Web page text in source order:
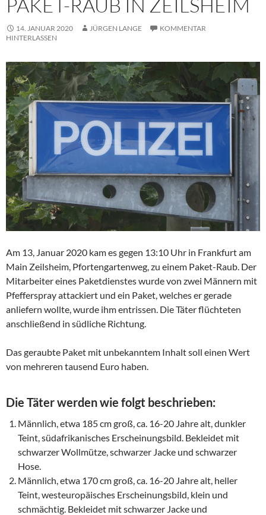
PAKET-RAUB IN ZEILSHEIM
14. JANUAR 2020 JÜRGEN LANGE
KOMMENTAR
HINTERLASSEN
Am 13, Januar 2020 kam es gegen 13:10 Uhr in Frankfurt am
Main Zeilsheim, Pfortengartenweg, zu einem Paket-Raub. Der
Mitarbeiter eines Paketdienstes wurde von zwei Männern mit
Pfefferspray attackiert und ein Paket, welches er gerade
anliefern wollte, wurde ihm entrissen. Die Täter flüchteten
anschließend in südliche Richtung.
Das geraubte Paket mit unbekanntem Inhalt soll einen Wert
von mehreren tausend Euro haben.
Die Täter werden wie folgt beschrieben:
Männlich, etwa 185 cm groß, ca. 16-20 Jahre alt, dunkler
Teint, südafrikanisches Erscheinungsbild. Bekleidet mit
schwarzer Wollmütze, schwarzer Jacke und schwarzer
Hose.
Männlich, etwa 170 cm groß, ca. 16-20 Jahre alt, heller
Teint, westeuropäisches Erscheinungsbild, klein und
schmächtig. Bekleidet mit schwarzer Jacke und